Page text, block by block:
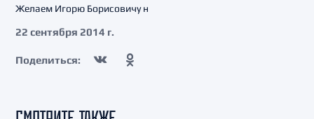
Желаем Игорю Борисовичу н
22 сентября 2014 г.
Поделиться: